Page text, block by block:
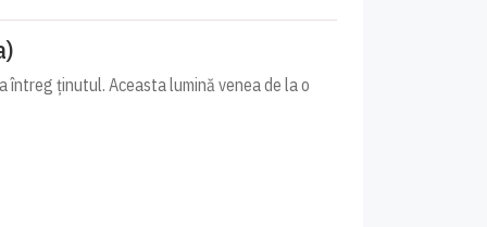
întreg ținutul. Aceasta lumină venea de la o